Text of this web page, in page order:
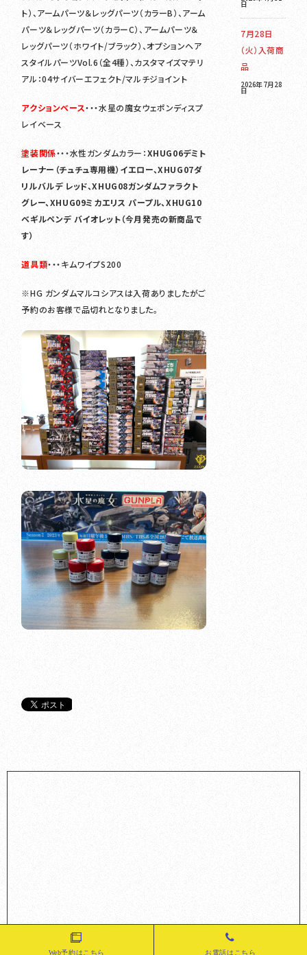
ト）、アームパーツ＆レッグパーツ（カラーB）、アーム
パーツ＆レッグパーツ（カラーC）、アームパーツ＆
レッグパーツ（ホワイト/ブラック）、オプションヘア
スタイルパーツVol.6（全4種）、カスタマイズマテリ
アル：04サイバーエフェクト/マルチジョイント
アクションベース・・・水星の魔女ウェポンディスプ
レイベース
塗装関係・・・水性ガンダムカラー：XHUG06デミト
レーナー（チュチュ専⽤機）イエロー、XHUG07ダ
リルバルデ レッド、XHUG08ガンダムファラクト
グレー、XHUG09ミカエリス パープル、XHUG10
ベギルペンデ バイオレット（今月発売の新商品で
す）
道具類・・・キムワイプS200
※HG ガンダムマルコシアスは入荷ありましたがご
予約のお客様で品切れとなりました。
日
7月28日
（火）入荷商
品
2026年7月28
日
Web予約はこちら お電話はこちら